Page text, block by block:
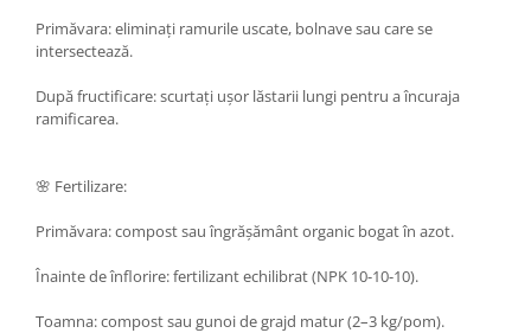
Primăvara: eliminați ramurile uscate, bolnave sau care se
intersectează.
După fructificare: scurtați ușor lăstarii lungi pentru a încuraja
ramificarea.
🌸 Fertilizare:
Primăvara: compost sau îngrășământ organic bogat în azot.
Înainte de înflorire: fertilizant echilibrat (NPK 10-10-10).
Toamna: compost sau gunoi de grajd matur (2–3 kg/pom).